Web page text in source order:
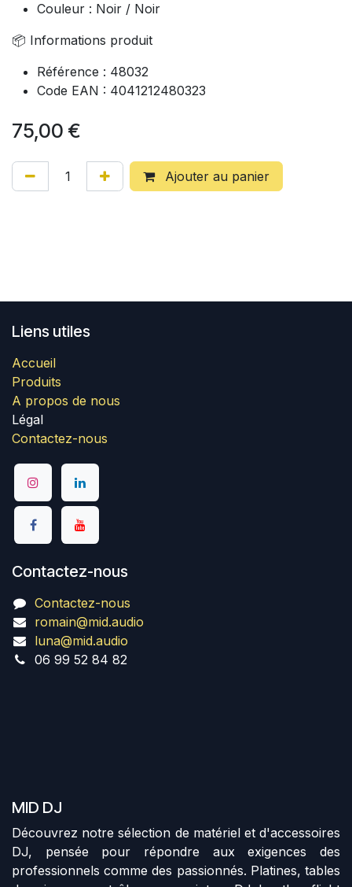
Couleur : Noir / Noir
📦 Informations produit
Référence : 48032
Code EAN : 4041212480323
75,00 €
Ajouter au panier
Liens utiles
Accueil
Produits
A propos de nous
Légal
Contactez-nous
Contactez-nous
Contactez-nous
romain@mid.audio
luna@mid.audio
06 99 52 84 82
MID DJ
Découvrez notre sélection de matériel et d'accessoires
DJ, pensée pour répondre aux exigences des
professionnels comme des passionnés. Platines, tables